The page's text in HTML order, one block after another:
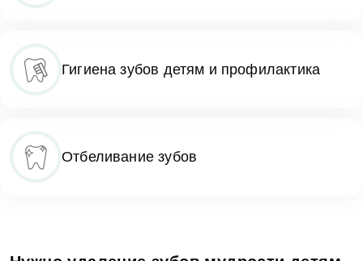
Гигиена зубов детям и профилактика
Отбеливание зубов